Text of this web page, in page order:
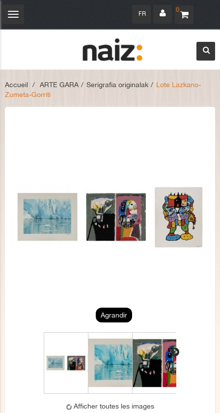
0
FR
Navigation
Accueil > ARTE GARA > Serigrafia originalak > Lote Lazkano-
Zumeta-Gorriti
Agrandir
Afficher toutes les images